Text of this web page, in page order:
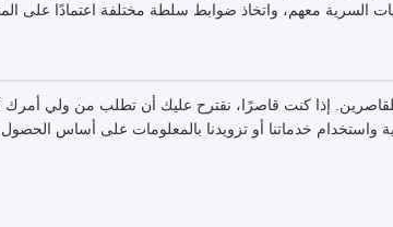
السرية معهم، واتخاذ ضوابط سلطة مختلفة اعتمادًا على
إذا كنت قاصرًا، نقترح عليك أن تطلب من ولي
واستخدام خدماتنا أو تزويدنا بالمعلومات على أساس